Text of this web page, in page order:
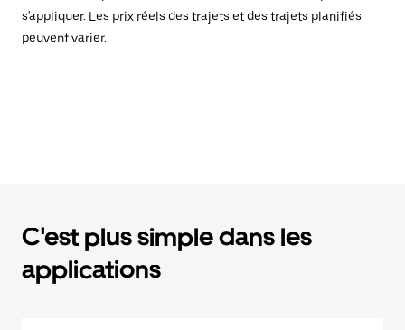
s'appliquer. Les prix réels des trajets et des trajets planifiés
peuvent varier.
C'est plus simple dans les
applications